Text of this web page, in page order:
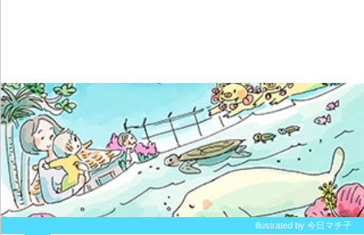
illustrated by 今日マチ子